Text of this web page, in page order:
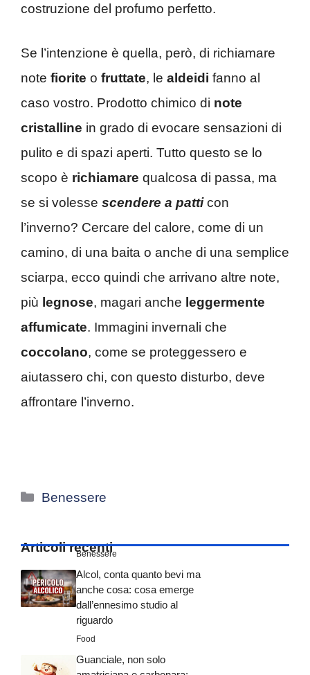
costruzione del profumo perfetto.
Se l’intenzione è quella, però, di richiamare
note fiorite o fruttate, le aldeidi fanno al
caso vostro. Prodotto chimico di note
cristalline in grado di evocare sensazioni di
pulito e di spazi aperti. Tutto questo se lo
scopo è richiamare qualcosa di passa, ma
se si volesse scendere a patticon
l’inverno? Cercare del calore, come di un
camino, di una baita o anche di una semplice
sciarpa, ecco quindi che arrivano altre note,
più legnose, magari anche leggermente
affumicate. Immagini invernali che
coccolano, come se proteggessero e
aiutassero chi, con questo disturbo, deve
affrontare l’inverno.
Categorie
Benessere
Articoli recenti
Benessere
Alcol, conta quanto bevi ma
anche cosa: cosa emerge
dall’ennesimo studio al
riguardo
Food
Guanciale, non solo